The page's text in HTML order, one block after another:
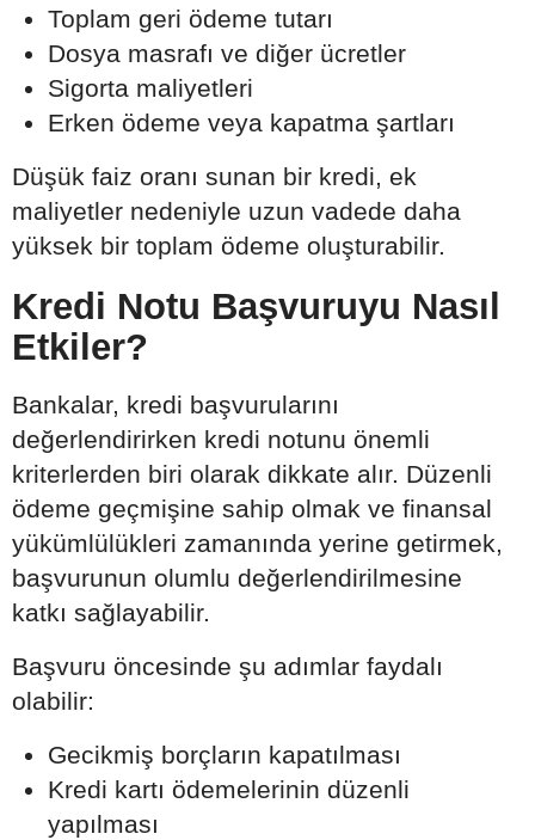
Toplam geri ödeme tutarı
Dosya masrafı ve diğer ücretler
Sigorta maliyetleri
Erken ödeme veya kapatma şartları
Düşük faiz oranı sunan bir kredi, ek
maliyetler nedeniyle uzun vadede daha
yüksek bir toplam ödeme oluşturabilir.
Kredi Notu Başvuruyu Nasıl
Etkiler?
Bankalar, kredi başvurularını
değerlendirirken kredi notunu önemli
kriterlerden biri olarak dikkate alır. Düzenli
ödeme geçmişine sahip olmak ve finansal
yükümlülükleri zamanında yerine getirmek,
başvurunun olumlu değerlendirilmesine
katkı sağlayabilir.
Başvuru öncesinde şu adımlar faydalı
olabilir:
Gecikmiş borçların kapatılması
Kredi kartı ödemelerinin düzenli
yapılması